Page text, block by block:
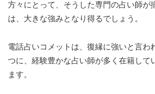
方々にとって、そうした専門の占い師が
は、大きな強みとなり得るでしょう。
電話占いコメットは、復縁に強いと言わ
つに、経験豊かな占い師が多く在籍して
ます。